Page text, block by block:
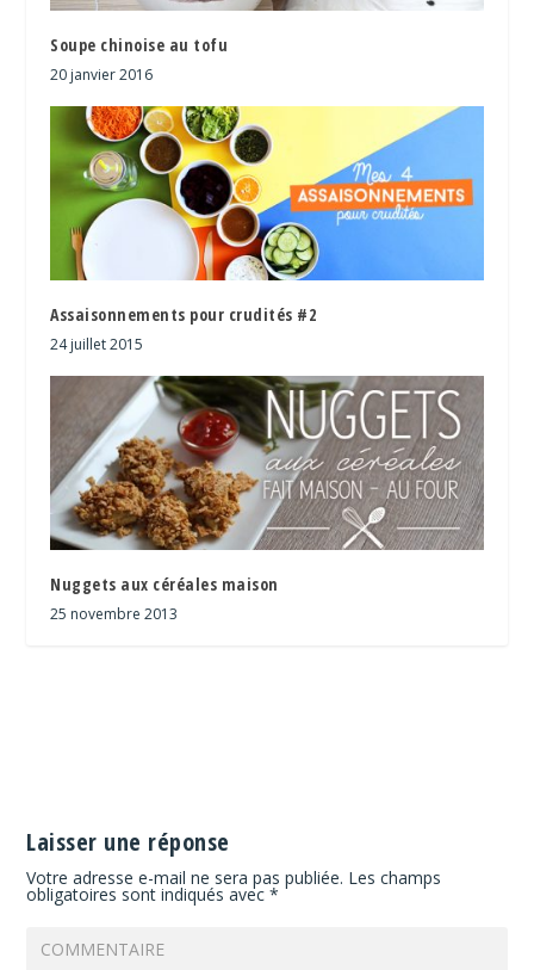
Soupe chinoise au tofu
20 janvier 2016
Assaisonnements pour crudités #2
24 juillet 2015
Nuggets aux céréales maison
25 novembre 2013
Laisser une réponse
Votre adresse e-mail ne sera pas publiée. Les champs
obligatoires sont indiqués avec*